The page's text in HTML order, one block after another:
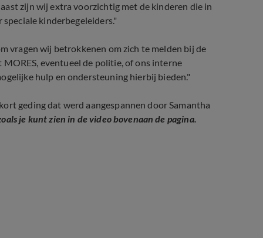
zijn wij extra voorzichtig met de kinderen die in
kinderbegeleiders."
vragen wij betrokkenen om zich te melden bij de
eventueel de politie, of ons interne
hulp en ondersteuning hierbij bieden."
geding dat werd aangespannen door Samantha
je kunt zien in de video bovenaan de pagina.